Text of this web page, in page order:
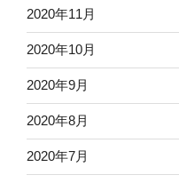
2020年11月
2020年10月
2020年9月
2020年8月
2020年7月